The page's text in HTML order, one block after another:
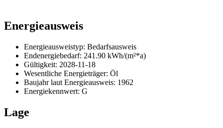
Energieausweis
Energieausweistyp: Bedarfsausweis
Endenergiebedarf: 241.90 kWh/(m²*a)
Gültigkeit: 2028-11-18
Wesentliche Energieträger: Öl
Baujahrlaut Energieausweis: 1962
Energiekennwert: G
Lage